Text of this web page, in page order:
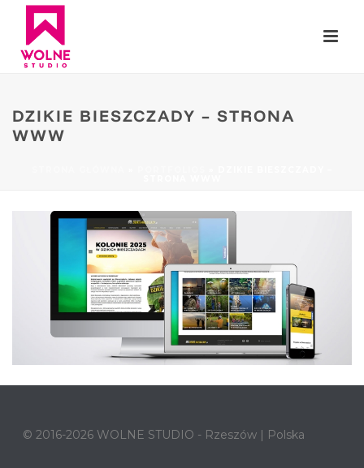
DZIKIE BIESZCZADY – STRONA
WWW
© 2016-2026 WOLNE STUDIO - Rzeszów | Polska